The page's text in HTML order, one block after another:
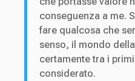
conseguenza a me.
fare qualcosa che
senso, il mondo
certamente tra i
considerato.